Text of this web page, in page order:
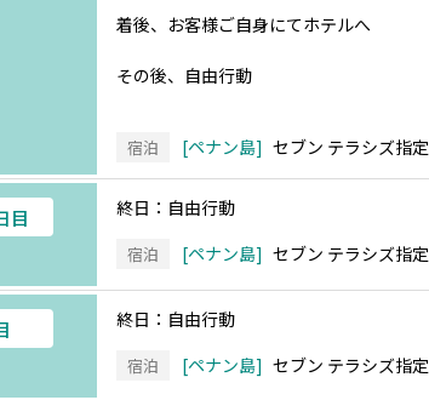
着後、お客様ご自身にてホテルへ
その後、自由行動
宿泊 ペナン島 セブン テラシズ指定
目 終日：自由行動
宿泊 ペナン島 セブン テラシズ指定
終日：自由行動
宿泊 ペナン島 セブン テラシズ指定